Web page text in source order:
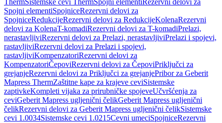
ThermSistemske cevi ThermSpojni elementi Rezervni delovi za
Spojni elementiSpojniceRezervni delovi za
SpojniceRedukcijeRezervni delovi za RedukcijeKolenaRezervni
delovi za KolenaT-komadiRezervni delovi za T-komadiPrelazi,
nerastavljiviRezervni delovi za Prelazi, nerastavljiviPrelazi i spojevi,
rastavljiviRezervni delovi za Prelazi i spojevi,
rastavljiviKompenzatoriRezervni delovi za
KompenzatoriČepoviRezervni delovi za ČepoviPriključci za
grejanjeRezervni delovi za Priključci za grejanjePribor za Geberit
Mapress ThermZaštitne kape za krajeve ceviSistemske
zaptivkeKompleti vijaka za prirubničke spojeveUčvršćenja za
ceviGeberit Mapress ugljenični čelikGeberit Mapress ugljenični
čelikRezervni delovi za Geberit Mapress ugljenični čelikSistemske
cevi 1.0034Sistemske cevi 1.0215Cevni umeciSpojniceRezervni